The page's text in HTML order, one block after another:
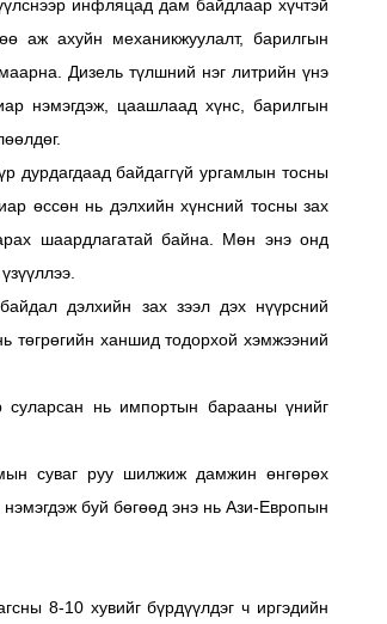
инфляцад дам байдлаар хүчтэй
аж ахуйн механикжуулалт, барилгын
Дизель түлшний нэг литрийн үнэ
нэмэгдэж, цаашлаад хүнс, барилгын
дурдагдаад байдаггүй ургамлын тосны
өссөн нь дэлхийн хүнсний тосны зах
шаардлагатай байна. Мөн энэ онд
дэлхийн зах зээл дэх нүүрсний
төгрөгийн ханшид тодорхой хэмжээний
суларсан нь импортын барааны үнийг
суваг руу шилжиж дамжин өнгөрөх
буй бөгөөд энэ нь Ази-Европын
8-10 хувийг бүрдүүлдэг ч иргэдийн